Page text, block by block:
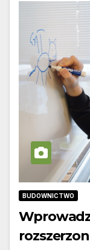
BUDOWNICTWO